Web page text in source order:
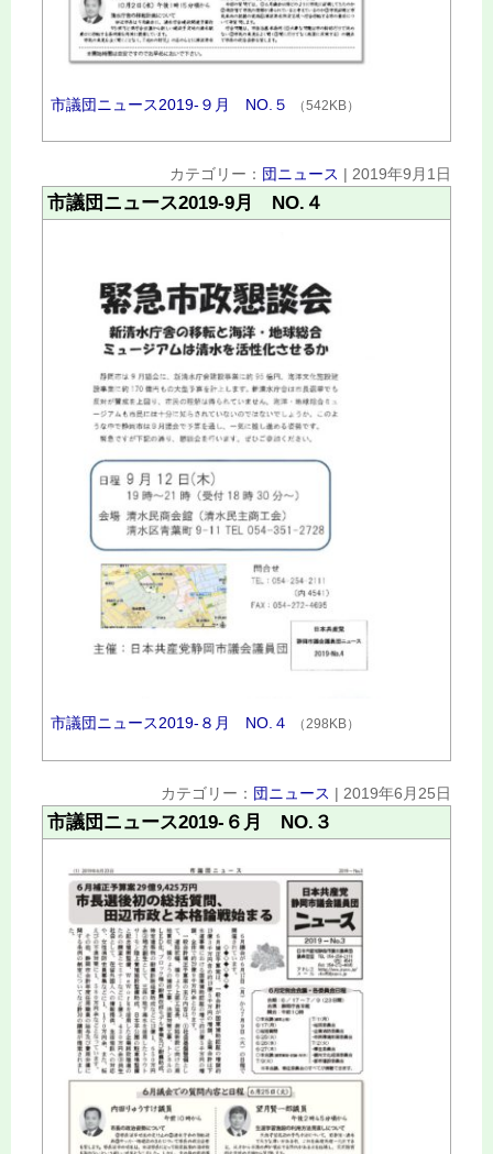
市議団ニュース2019‐９月 NO.５ （542KB）
カテゴリー： 団ニュース | 2019年9月1日
市議団ニュース2019‐9月 NO.４
市議団ニュース2019‐８月 NO.４ （298KB）
カテゴリー： 団ニュース | 2019年6月25日
市議団ニュース2019‐６月 NO.３